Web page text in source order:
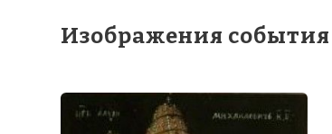
Изображения события